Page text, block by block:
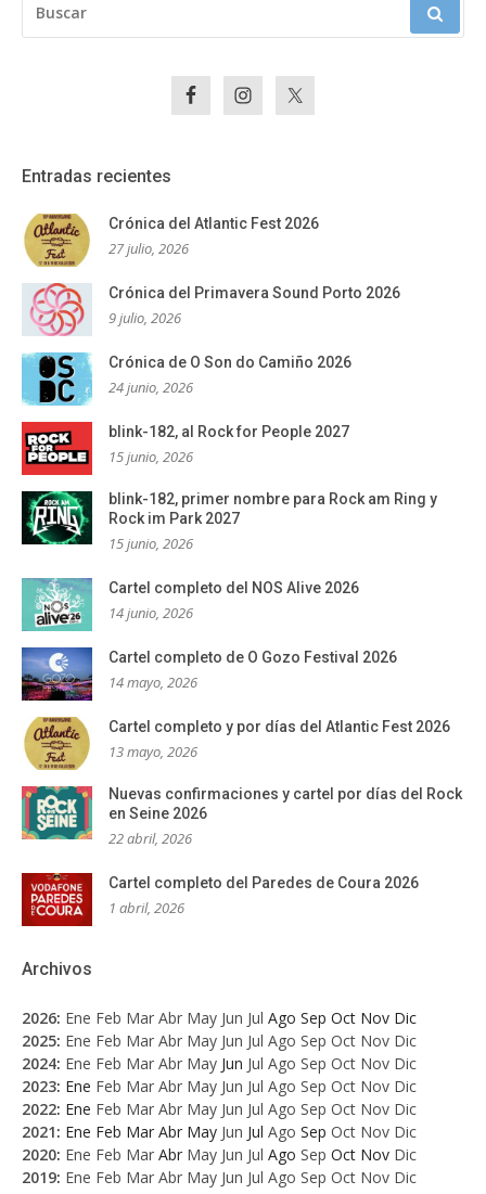
Entradas recientes
Crónica del Atlantic Fest 2026
27 julio, 2026
Crónica del Primavera Sound Porto 2026
9 julio, 2026
Crónica de O Son do Camiño 2026
24 junio, 2026
blink-182, al Rock for People 2027
15 junio, 2026
blink-182, primer nombre para Rock am Ring y
Rock im Park 2027
15 junio, 2026
Cartel completo del NOS Alive 2026
14 junio, 2026
Cartel completo de O Gozo Festival 2026
14 mayo, 2026
Cartel completo y por días del Atlantic Fest 2026
13 mayo, 2026
Nuevas confirmaciones y cartel por días del Rock
en Seine 2026
22 abril, 2026
Cartel completo del Paredes de Coura 2026
1 abril, 2026
Archivos
2026: Ene Feb Mar Abr May Jun Jul Ago Sep Oct Nov Dic
2025: Ene Feb Mar Abr May Jun Jul Ago Sep Oct Nov Dic
2024: Ene Feb Mar Abr May Jun Jul Ago Sep Oct Nov Dic
2023: Ene Feb Mar Abr May Jun Jul Ago Sep Oct Nov Dic
2022: Ene Feb Mar Abr May Jun Jul Ago Sep Oct Nov Dic
2021: Ene Feb Mar Abr May Jun Jul Ago Sep Oct Nov Dic
2020: Ene Feb Mar Abr May Jun Jul Ago Sep Oct Nov Dic
2019: Ene Feb Mar Abr May Jun Jul Ago Sep Oct Nov Dic